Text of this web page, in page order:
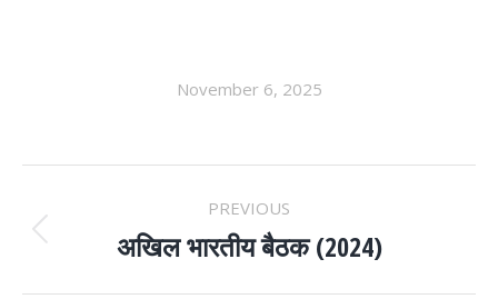
November 6, 2025
ALBUM
NAVIGATION
PREVIOUS
Previous
अखिल भारतीय बैठक (2024)